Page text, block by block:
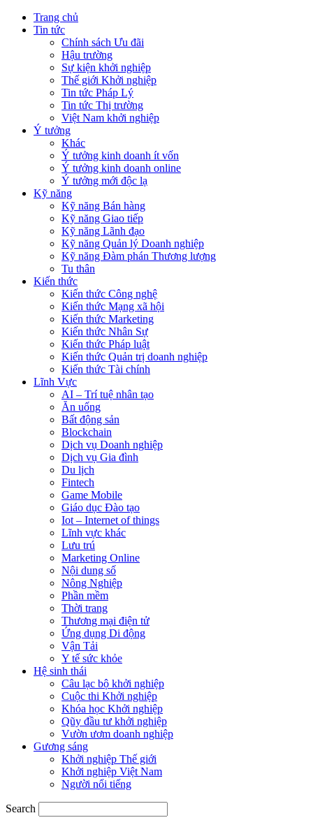
Trang chủ
Tin tức
Chính sách Ưu đãi
Hậu trường
Sự kiện khởi nghiệp
Thế giới Khởi nghiệp
Tin tức Pháp Lý
Tin tức Thị trường
Việt Nam khởi nghiệp
Ý tưởng
Khác
Ý tưởng kinh doanh ít vốn
Ý tưởng kinh doanh online
Ý tưởng mới độc lạ
Kỹ năng
Kỹ năng Bán hàng
Kỹ năng Giao tiếp
Kỹ năng Lãnh đạo
Kỹ năng Quản lý Doanh nghiệp
Kỹ năng Đàm phán Thương lượng
Tu thân
Kiến thức
Kiến thức Công nghệ
Kiến thức Mạng xã hội
Kiến thức Marketing
Kiến thức Nhân Sự
Kiến thức Pháp luật
Kiến thức Quản trị doanh nghiệp
Kiến thức Tài chính
Lĩnh Vực
AI – Trí tuệ nhân tạo
Ăn uống
Bất động sản
Blockchain
Dịch vụ Doanh nghiệp
Dịch vụ Gia đình
Du lịch
Fintech
Game Mobile
Giáo dục Đào tạo
Iot – Internet of things
Lĩnh vực khác
Lưu trú
Marketing Online
Nội dung số
Nông Nghiệp
Phần mềm
Thời trang
Thương mại điện tử
Ứng dụng Di động
Vận Tải
Y tế sức khỏe
Hệ sinh thái
Câu lạc bộ khởi nghiệp
Cuộc thi Khởi nghiệp
Khóa học Khởi nghiệp
Qũy đầu tư khởi nghiệp
Vườn ươm doanh nghiệp
Gương sáng
Khởi nghiệp Thế giới
Khởi nghiệp Việt Nam
Người nổi tiếng
Search